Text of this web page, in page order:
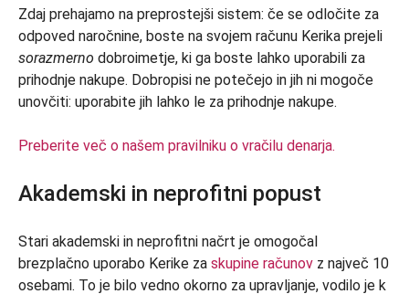
Zdaj prehajamo na preprostejši sistem: če se odločite za
odpoved naročnine, boste na svojem računu Kerika prejeli
sorazmerno dobroimetje, ki ga boste lahko uporabili za
prihodnje nakupe. Dobropisi ne potečejo in jih ni mogoče
unovčiti: uporabite jih lahko le za prihodnje nakupe.
Preberite več o našem pravilniku o vračilu denarja.
Akademski in neprofitni popust
Stari akademski in neprofitni načrt je omogočal
brezplačno uporabo Kerike za skupine računov z največ 10
osebami. To je bilo vedno okorno za upravljanje, vodilo je k